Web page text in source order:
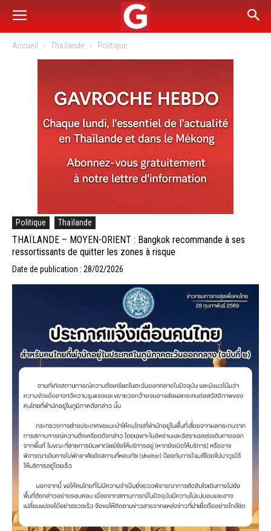
Accueil Thaïlande Politique
Politique Thaïlande
THAÏLANDE – MOYEN-ORIENT : Bangkok recommande à ses
ressortissants de quitter les zones à risque
Date de publication : 28/02/2026